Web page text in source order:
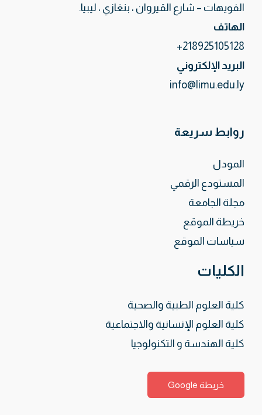
الفويهات – شارع القيروان ، بنغازي ، ليبيا.
الهاتف
218925105128+
البريد الإلكتروني
info@limu.edu.ly
روابط سريعة
المودل
المستودع الرقمي
مجلة الجامعة
خريطة الموقع
سياسات الموقع
الكليات
كلية العلوم الطبية والصحية
كلية العلوم الإنسانية والاجتماعية
كلية الهندسة و التكنولوجيا
خريطة Google